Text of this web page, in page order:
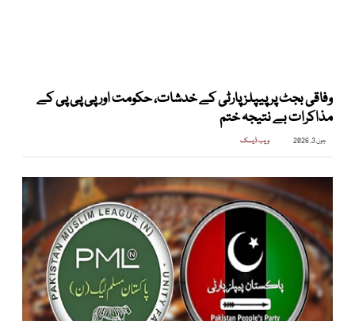
وفاقی بجٹ پر پیپلز پارٹی کے خدشات، حکومت اور پی پی پی کے
مذاکرات بے نتیجہ ختم
جون 3, 2026 ویب ڈیسک